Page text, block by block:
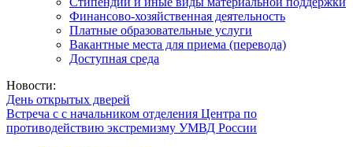
Финансово-хозяйственная деятельность
Платные образовательные услуги
Вакантные места для приема (перевода)
Доступная среда
Новости:
День открытых дверей
Встреча с с начальником отделения Центра по
противодействию экстремизму УМВД России